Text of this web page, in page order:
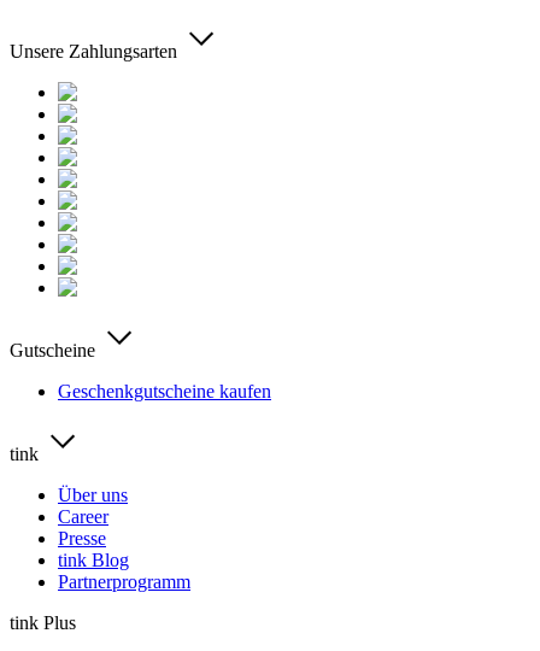
Unsere Zahlungsarten
Gutscheine
Geschenkgutscheine kaufen
tink
Über uns
Career
Presse
tink Blog
Partnerprogramm
tink Plus